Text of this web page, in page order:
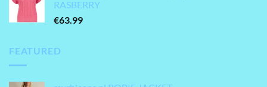
RASBERRY
€63.99
FEATURED